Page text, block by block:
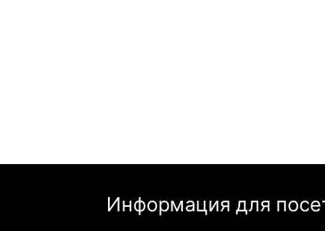
Информация для